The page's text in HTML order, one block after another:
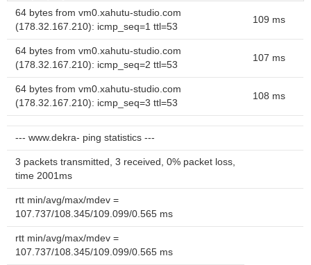
64 bytes from vm0.xahutu-studio.com
(178.32.167.210): icmp_seq=1 ttl=53
109 ms
64 bytes from vm0.xahutu-studio.com
(178.32.167.210): icmp_seq=2 ttl=53
107 ms
64 bytes from vm0.xahutu-studio.com
(178.32.167.210): icmp_seq=3 ttl=53
108 ms
--- www.dekra- ping statistics ---
3 packets transmitted, 3 received, 0% packet loss,
time 2001ms
rtt min/avg/max/mdev =
107.737/108.345/109.099/0.565 ms
rtt min/avg/max/mdev =
107.737/108.345/109.099/0.565 ms